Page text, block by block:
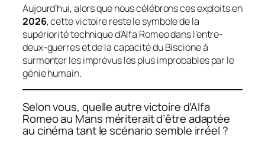
Aujourd’hui, alors que nous célébrons ces exploits en
2026, cette victoire reste le symbole de la
supériorité technique d’Alfa Romeo dans l’entre-
deux-guerres et de la capacité du Biscione à
surmonter les imprévus les plus improbables par le
génie humain.
Selon vous, quelle autre victoire d’Alfa
Romeo au Mans mériterait d’être adaptée
au cinéma tant le scénario semble irréel ?